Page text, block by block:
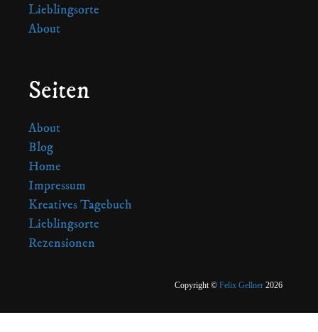
Lieblingsorte
About
Seiten
About
Blog
Home
Impressum
Kreatives Tagebuch
Lieblingsorte
Rezensionen
Copyright © Felix Gellner 2026